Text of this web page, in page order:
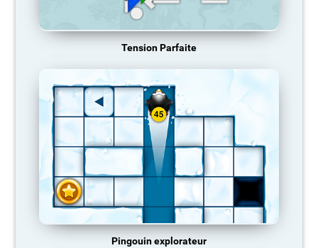
Tension Parfaite
Pingouin explorateur